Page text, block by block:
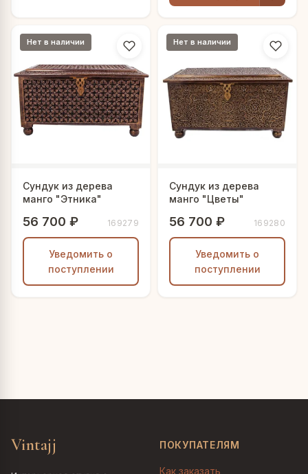
Нет в наличии
Сундук из дерева
манго "Этника"
56 700 ₽ 169279
Уведомить о
поступлении
Нет в наличии
Сундук из дерева
манго "Цветы"
56 700 ₽ 169280
Уведомить о
поступлении
Vintajj ПОКУПАТЕЛЯМ
Как заказать